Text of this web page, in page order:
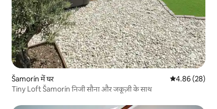
Šamorín में घर औसत रेटिंग 5 में
4.86 (28)
Tiny Loft Šamorín निजी सौना और जकूज़ी के साथ